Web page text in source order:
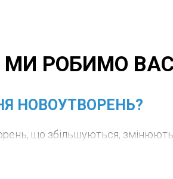
МИ РОБИМО
НОВОУТВОРЕНЬ?
що збільшуються,